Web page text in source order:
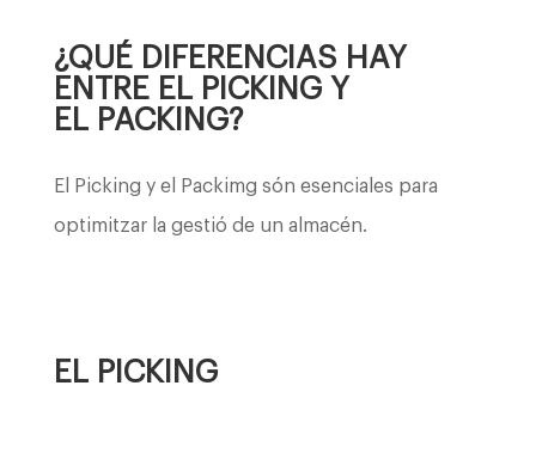
¿QUÉ DIFERENCIAS HAY
ENTRE EL PICKING Y
EL PACKING?
El Picking y el Packimg són esenciales para
optimitzar la gestió de un almacén.
EL PICKING